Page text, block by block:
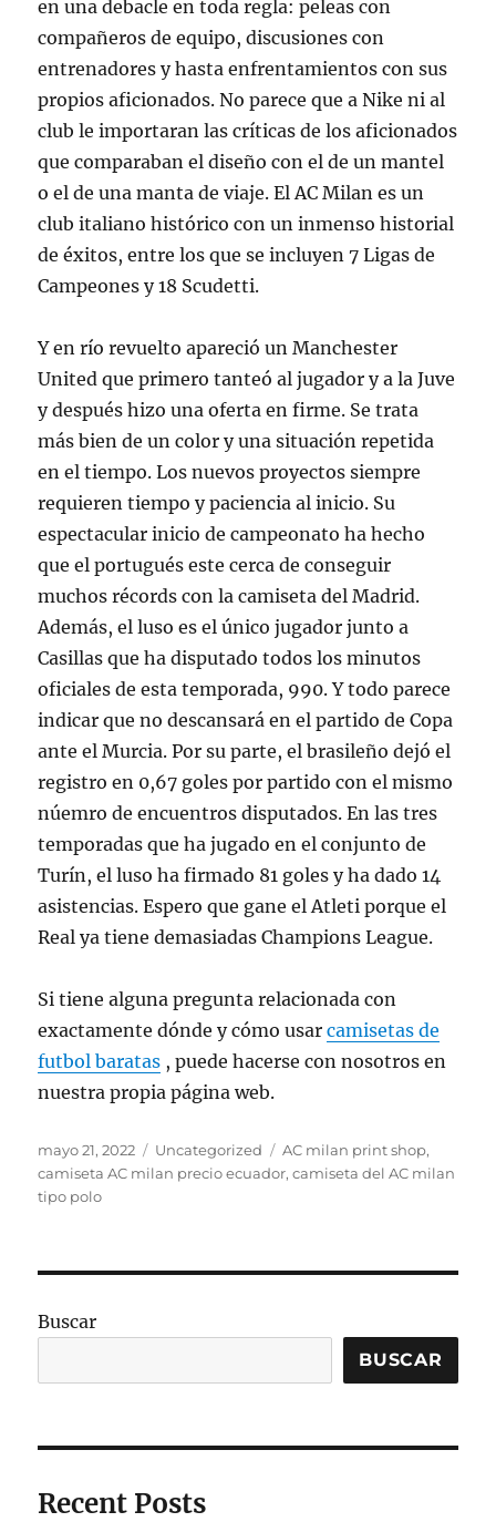
en una debacle en toda regla: peleas con
compañeros de equipo, discusiones con
entrenadores y hasta enfrentamientos con sus
propios aficionados. No parece que a Nike ni al
club le importaran las críticas de los aficionados
que comparaban el diseño con el de un mantel
o el de una manta de viaje. El AC Milan es un
club italiano histórico con un inmenso historial
de éxitos, entre los que se incluyen 7 Ligas de
Campeones y 18 Scudetti.
Y en río revuelto apareció un Manchester
United que primero tanteó al jugador y a la Juve
y después hizo una oferta en firme. Se trata
más bien de un color y una situación repetida
en el tiempo. Los nuevos proyectos siempre
requieren tiempo y paciencia al inicio. Su
espectacular inicio de campeonato ha hecho
que el portugués este cerca de conseguir
muchos récords con la camiseta del Madrid.
Además, el luso es el único jugador junto a
Casillas que ha disputado todos los minutos
oficiales de esta temporada, 990. Y todo parece
indicar que no descansará en el partido de Copa
ante el Murcia. Por su parte, el brasileño dejó el
registro en 0,67 goles por partido con el mismo
núemro de encuentros disputados. En las tres
temporadas que ha jugado en el conjunto de
Turín, el luso ha firmado 81 goles y ha dado 14
asistencias. Espero que gane el Atleti porque el
Real ya tiene demasiadas Champions League.
Si tiene alguna pregunta relacionada con
exactamente dónde y cómo usarcamisetas de
futbol baratas , puede hacerse con nosotros en
nuestra propia página web.
Publicado
el
mayo 21, 2022 Categorías
Uncategorized Etiquetas
AC milan print shop,
camiseta AC milan precio ecuador,camiseta del AC milan
tipo polo
Buscar
BUSCAR
Recent Posts